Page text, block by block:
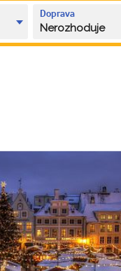
Doprava
Nerozhoduje